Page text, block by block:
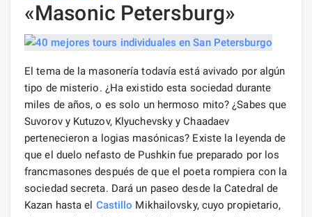
«Masonic Petersburg»
El tema de la masonería todavía está avivado por algún
tipo de misterio. ¿Ha existido esta sociedad durante
miles de años, o es solo un hermoso mito? ¿Sabes que
Suvorov y Kutuzov, Klyuchevsky y Chaadaev
pertenecieron a logias masónicas? Existe la leyenda de
que el duelo nefasto de Pushkin fue preparado por los
francmasones después de que el poeta rompiera con la
sociedad secreta. Dará un paseo desde la Catedral de
Kazan hasta el Castillo Mikhailovsky, cuyo propietario,